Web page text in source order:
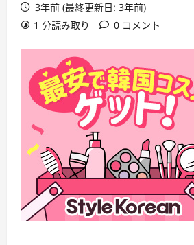
3年前 (最終更新日: 3年前)
1 分読み取り
0 コメント